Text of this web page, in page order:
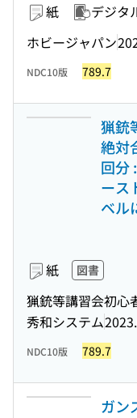
紙 デジタ
ホビージャパン
NDC10版 789.7
猟銃
絶対
回分
ース
ベル
紙 図書
猟銃等講習会初心
秀和システム
NDC10版 789.7
ガン